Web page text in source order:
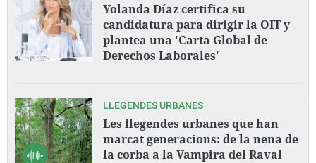
Yolanda Díaz certifica su
candidatura para dirigir la OIT y
plantea una 'Carta Global de
Derechos Laborales'
LLEGENDES URBANES
Les llegendes urbanes que han
marcat generacions: de la nena de
la corba a la Vampira del Raval